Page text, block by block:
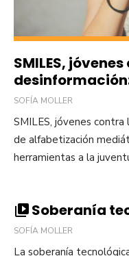
SMILES,
SOFÍA MOLLER
SMILES, jóvenes
de alfabetización
herramientas a la
Soberanía
SOFÍA MOLLER
La soberanía